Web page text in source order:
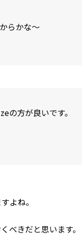
らかな～
の方が良いです。
よね。
べきだと思います。